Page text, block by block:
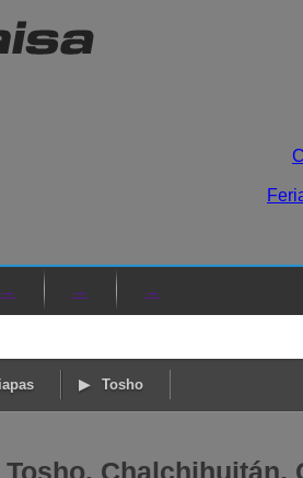
→ → →
Tosho
Chalchihuitán,